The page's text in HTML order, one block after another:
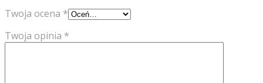
Twoja ocena *
Twoja opinia *